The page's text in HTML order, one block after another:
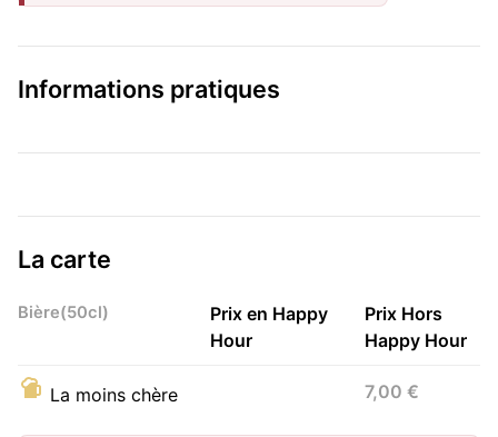
Informations pratiques
La carte
Bière(50cl)
Prix en Happy
Hour
Prix Hors
Happy Hour
La moins chère 7,00 €